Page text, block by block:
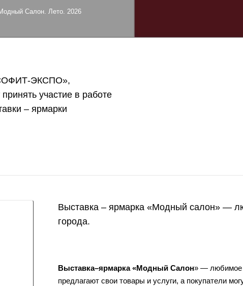
Салон. Лето. 2026
ЭКСПО»,
участие в работе
– ярмарки
Выставка – ярмарка «Модный салон» —
города.
Выставка–ярмарка «Модный Cалон» — любимое
предлагают свои товары и услуги, а покупатели